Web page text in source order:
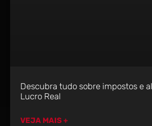
Descubra tudo sobre impostos e
Lucro Real
VEJA MAIS +